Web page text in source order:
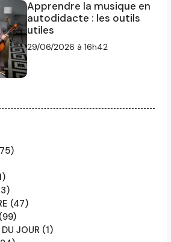
Apprendre la musique en
autodidacte : les outils
utiles
29/06/2026 à 16h42
(47)
(99)
JOUR (1)